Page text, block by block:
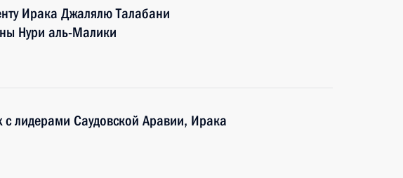
Ирака Джалялю Талабани
Нури аль-Малики
с лидерами Саудовской Аравии, Ирака